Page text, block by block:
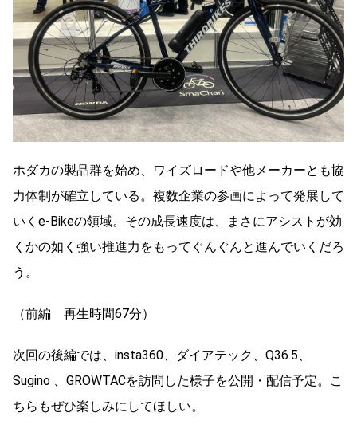
ホダカの製品群を始め、ワイズロードや他メーカーとも協
力体制が確立している。複数企業の参画によって発展して
いくe-Bikeの領域。その成長速度は、まさにアシストが効
くかの如く強い推進力をもってぐんぐんと進んでいくだろ
う。
（前編 再生時間67分）
次回の後編では、insta360、ダイアテック、Q36.5、
Sugino 、GROWTACを訪問した様子を公開・配信予定。こ
ちらもぜひ楽しみにしてほしい。